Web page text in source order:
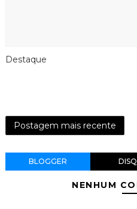
Destaque
Postagem mais recente
BLOGGER
NENHUM